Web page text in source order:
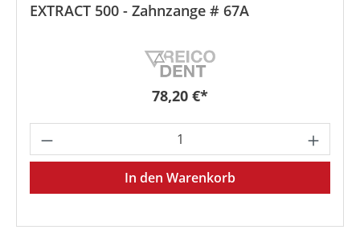
EXTRACT 500 - Zahnzange # 67A
Regulärer Preis:
78,20 €*
Produkt Anzahl: Gib den
In den Warenkorb